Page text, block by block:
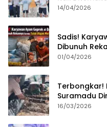
Sumenep?
14/04/2026
Sadis!
Dibunuh
Merampok
01/04/2026
Terbongkar!
Suramadu
16/03/2026